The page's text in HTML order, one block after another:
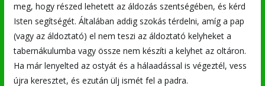
meg, hogy részed lehetett az áldozás szentségében, és kérd
Isten segítségét. Általában addig szokás térdelni, amíg a pap
(vagy az áldoztató) el nem teszi az áldoztató kelyheket a
tabernákulumba vagy össze nem készíti a kelyhet az oltáron.
Ha már lenyelted az ostyát és a hálaadással is végeztél, vess
újra keresztet, és ezután ülj ismét fel a padra.